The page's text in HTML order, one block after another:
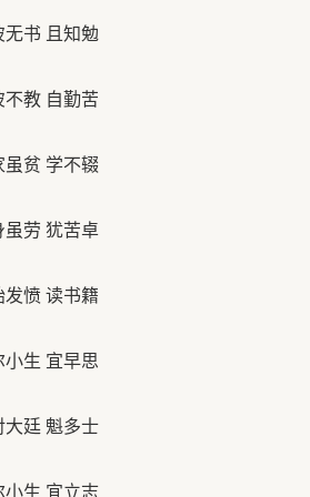
无书 且知勉
不教 自勤苦
虽贫 学不辍
虽劳 犹苦卓
发愤 读书籍
小生 宜早思
大廷 魁多士
小生 宜立志